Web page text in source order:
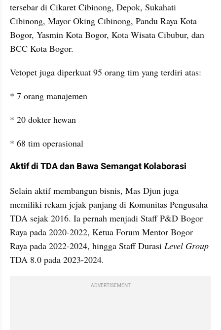
tersebar di Cikaret Cibinong, Depok, Sukahati
Cibinong, Mayor Oking Cibinong, Pandu Raya Kota
Bogor, Yasmin Kota Bogor, Kota Wisata Cibubur, dan
BCC Kota Bogor.
Vetopet juga diperkuat 95 orang tim yang terdiri atas:
* 7 orang manajemen
* 20 dokter hewan
* 68 tim operasional
Aktif di TDA dan Bawa Semangat Kolaborasi
Selain aktif membangun bisnis, Mas Djun juga
memiliki rekam jejak panjang di Komunitas Pengusaha
TDA sejak 2016. Ia pernah menjadi Staff P&D Bogor
Raya pada 2020-2022, Ketua Forum Mentor Bogor
Raya pada 2022-2024, hingga Staff Durasi Level Group
TDA 8.0 pada 2023-2024.
ADVERTISEMENT